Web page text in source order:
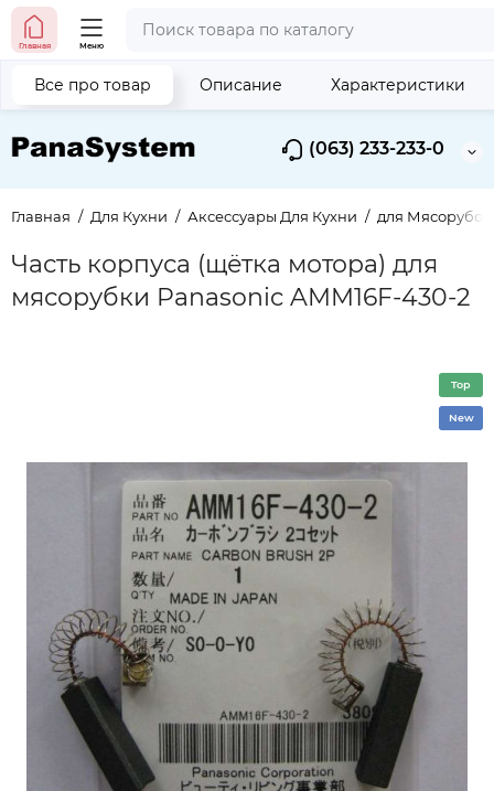
(063) 233-233-0
Главная Меню
Главная Для Кухни Аксессуары Для Кухни для Мясорубок
Часть корпуса (щётка мотора) для
мясорубки Panasonic AMM16F-430-2
Все про товар Описание Характеристики
Top
New